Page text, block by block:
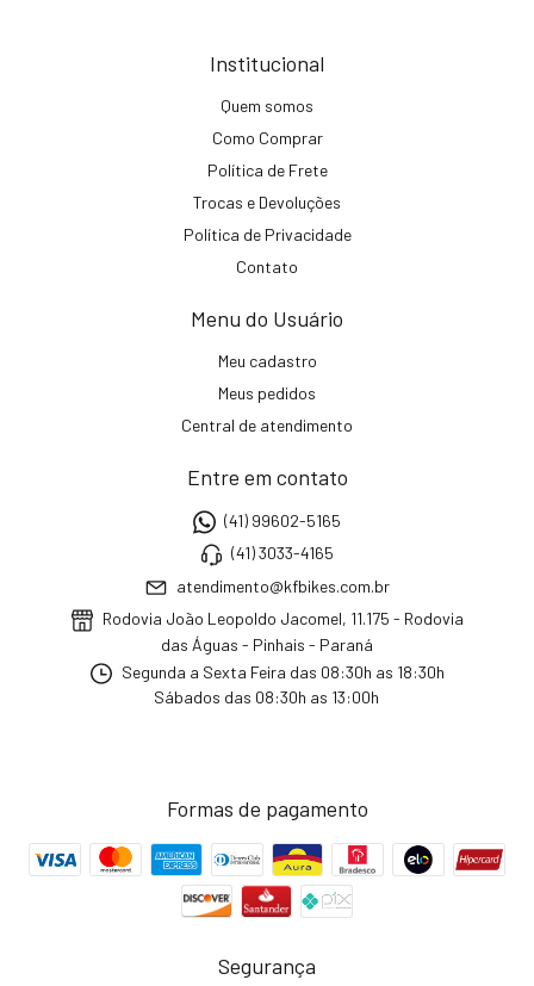
Institucional
Quem somos
Como Comprar
Política de Frete
Trocas e Devoluções
Política de Privacidade
Contato
Menu do Usuário
Meu cadastro
Meus pedidos
Central de atendimento
Entre em contato
(41) 99602-5165
(41) 3033-4165
atendimento@kfbikes.com.br
Rodovia João Leopoldo Jacomel, 11.175 - Rodovia
das Águas - Pinhais - Paraná
Segunda a Sexta Feira das 08:30h as 18:30h
Sábados das 08:30h as 13:00h
Formas de pagamento
Segurança